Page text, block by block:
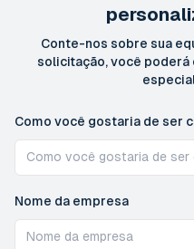
Conte-nos sobre sua
solicitação, você poderá
Como você gostaria de ser
Nome da empresa